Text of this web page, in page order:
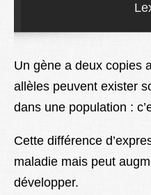
Soins
Droit
Lexique
Better Health
Un gène a deux copies
allèles peuvent exister
dans une population :
Cette différence
maladie mais peut
développer.